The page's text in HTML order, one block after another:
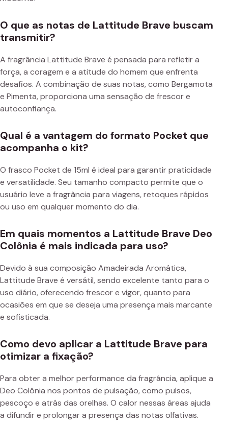
O que as notas de Lattitude Brave buscam
transmitir?
A fragrância Lattitude Brave é pensada para refletir a
força, a coragem e a atitude do homem que enfrenta
desafios. A combinação de suas notas, como Bergamota
e Pimenta, proporciona uma sensação de frescor e
autoconfiança.
Qual é a vantagem do formato Pocket que
acompanha o kit?
O frasco Pocket de 15ml é ideal para garantir praticidade
e versatilidade. Seu tamanho compacto permite que o
usuário leve a fragrância para viagens, retoques rápidos
ou uso em qualquer momento do dia.
Em quais momentos a Lattitude Brave Deo
Colônia é mais indicada para uso?
Devido à sua composição Amadeirada Aromática,
Lattitude Brave é versátil, sendo excelente tanto para o
uso diário, oferecendo frescor e vigor, quanto para
ocasiões em que se deseja uma presença mais marcante
e sofisticada.
Como devo aplicar a Lattitude Brave para
otimizar a fixação?
Para obter a melhor performance da fragrância, aplique a
Deo Colônia nos pontos de pulsação, como pulsos,
pescoço e atrás das orelhas. O calor nessas áreas ajuda
a difundir e prolongar a presença das notas olfativas.